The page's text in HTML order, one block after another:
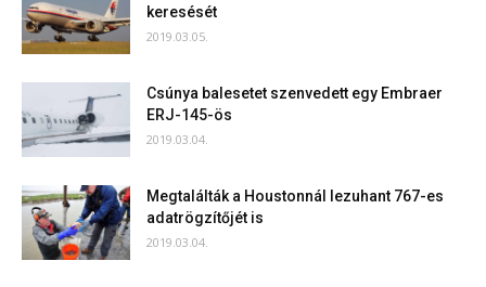
keresését
2019.03.05.
Csúnya balesetet szenvedett egy Embraer
ERJ-145-ös
2019.03.04.
Megtalálták a Houstonnál lezuhant 767-es
adatrögzítőjét is
2019.03.04.